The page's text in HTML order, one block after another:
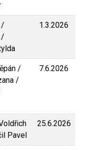
/
/
1.3.2026
/
/
7.6.2026
Pavel
25.6.2026